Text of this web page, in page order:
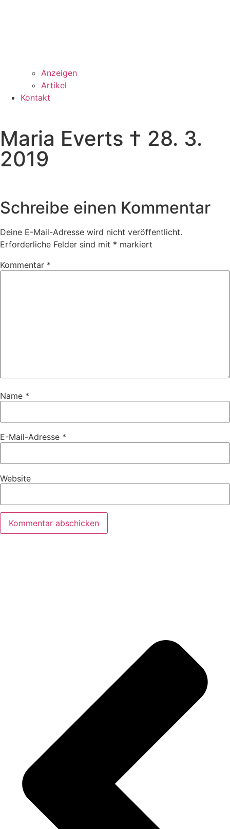
Anzeigen
Artikel
Kontakt
Maria Everts † 28. 3.
2019
Schreibe einen Kommentar
Deine E-Mail-Adresse wird nicht veröffentlicht.
Erforderliche Felder sind mit * markiert
Kommentar *
Name *
E-Mail-Adresse *
Website